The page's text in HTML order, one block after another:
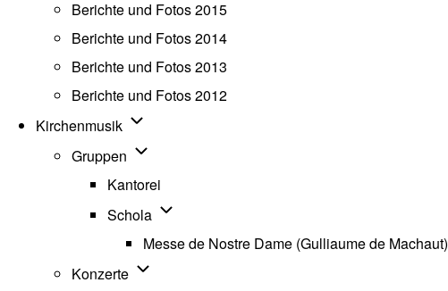
Berichte und Fotos 2015
Berichte und Fotos 2014
Berichte und Fotos 2013
Berichte und Fotos 2012
Kirchenmusik Unternavigation von Kirchenmusik
Gruppen Unternavigation von Gruppen
Kantorei
Schola Unternavigation von Schola
Messe de Nostre Dame (Gulliaume de Machaut)
Konzerte Unternavigation von Konzerte